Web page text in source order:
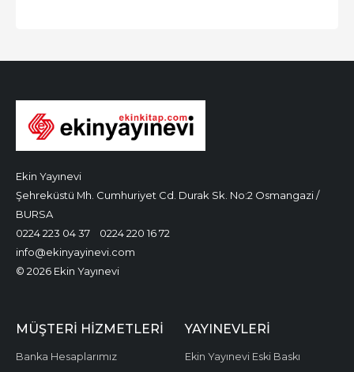
Ekin Yayınevi
Şehreküstü Mh. Cumhuriyet Cd. Durak Sk. No:2 Osmangazi /
BURSA
0224 223 04 37
0224 220 16 72
info@ekinyayinevi.com
© 2026 Ekin Yayınevi
MÜŞTERI HIZMETLERI
Banka Hesaplarımız
YAYINEVLERI
Ekin Yayınevi Eski Baskı